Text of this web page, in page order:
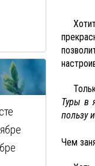
Туры в
пользу
Чем